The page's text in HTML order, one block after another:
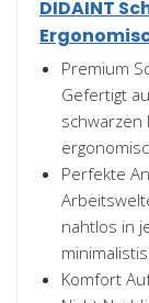
DIDAINT
Premium
Gefertigt
schwarzen
Perfekte
nahtlos in
Komfort